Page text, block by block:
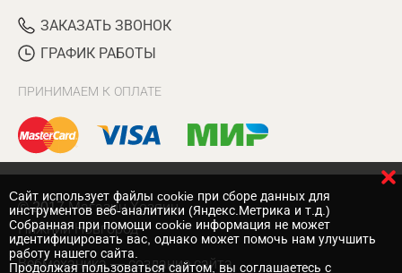
ЗАКАЗАТЬ ЗВОНОК
ГРАФИК РАБОТЫ
ПРИНИМАЕМ К ОПЛАТЕ
© 2017 Магазин Хозяин
Нижний Новгород
Вебмеханика — создание сайта
Cайт использует файлы cookie при сборе данных для
инструментов веб-аналитики (Яндекс.Метрика и т.д.)
Собранная при помощи cookie информация не может
идентифицировать вас, однако может помочь нам улучшить
работу нашего сайта.
Продолжая пользоваться сайтом, вы соглашаетесь с